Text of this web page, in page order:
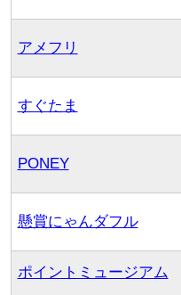
アメフリ
すぐたま
PONEY
懸賞にゃんダフル
ポイントミュージアム